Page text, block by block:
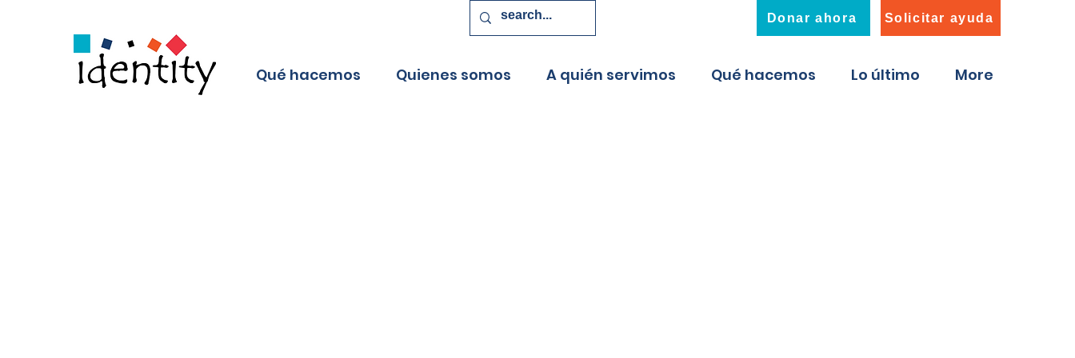
Donar ahora Solicitar ayuda
Qué hacemos Quienes somos A quién servimos Qué hacemos Lo último More